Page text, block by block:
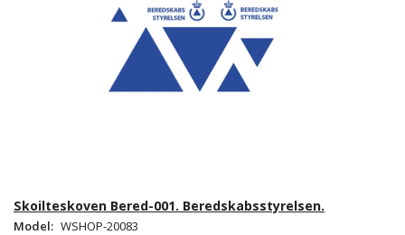
Skoilteskoven Bered-001. Beredskabsstyrelsen.
Model: WSHOP-20083